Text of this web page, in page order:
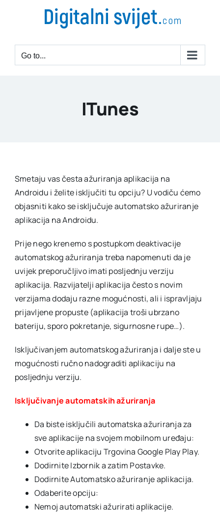
Go to...
ITunes
Smetaju vas česta ažuriranja aplikacija na
Androidu i želite isključiti tu opciju? U vodiču ćemo
objasniti kako se isključuje automatsko ažuriranje
aplikacija na Androidu.
Prije nego krenemo s postupkom deaktivacije
automatskog ažuriranja treba napomenuti da je
uvijek preporučljivo imati posljednju verziju
aplikacija. Razvijatelji aplikacija često s novim
verzijama dodaju razne mogućnosti, ali i ispravljaju
prijavljene propuste (aplikacija troši ubrzano
bateriju, sporo pokretanje, sigurnosne rupe…).
Isključivanjem automatskog ažuriranja i dalje ste u
mogućnosti ručno nadograditi aplikaciju na
posljednju verziju.
Isključivanje automatskih ažuriranja
Da biste isključili automatska ažuriranja za
sve aplikacije na svojem mobilnom uređaju:
Otvorite aplikaciju Trgovina Google Play Play.
Dodirnite Izbornik a zatim Postavke.
Dodirnite Automatsko ažuriranje aplikacija.
Odaberite opciju:
Nemoj automatski ažurirati aplikacije.